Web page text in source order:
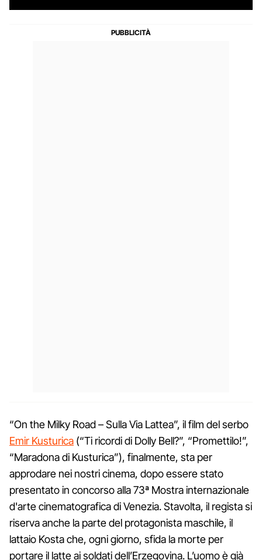
“On the Milky Road – Sulla Via Lattea”, il film del serbo
Emir Kusturica (“Ti ricordi di Dolly Bell?”, “Promettilo!”,
“Maradona di Kusturica”), finalmente, sta per
approdare nei nostri cinema, dopo essere stato
presentato in concorso alla 73ª Mostra internazionale
d'arte cinematografica di Venezia. Stavolta, il regista si
riserva anche la parte del protagonista maschile, il
lattaio Kosta che, ogni giorno, sfida la morte per
portare il latte ai soldati dell’Erzegovina. L’uomo è già